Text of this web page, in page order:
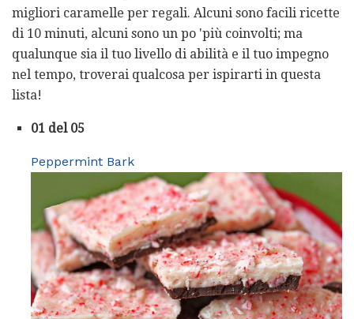
migliori caramelle per regali. Alcuni sono facili ricette
di 10 minuti, alcuni sono un po 'più coinvolti; ma
qualunque sia il tuo livello di abilità e il tuo impegno
nel tempo, troverai qualcosa per ispirarti in questa
lista!
01 del 05
Peppermint Bark